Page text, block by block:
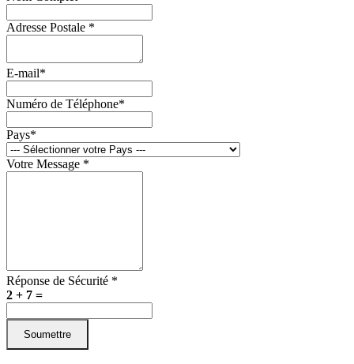
Adresse Postale *
E-mail*
Numéro de Téléphone*
Pays*
Votre Message *
Réponse de Sécurité *
2 + 7 =
Soumettre